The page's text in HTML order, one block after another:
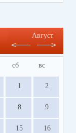
отдыха и
Август
сб вс
1 2
8 9
15 16